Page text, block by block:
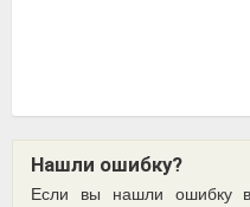
Нашли ошибку?
Если вы нашли ошибку в